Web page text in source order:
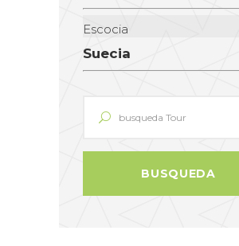
Escocia
Suecia